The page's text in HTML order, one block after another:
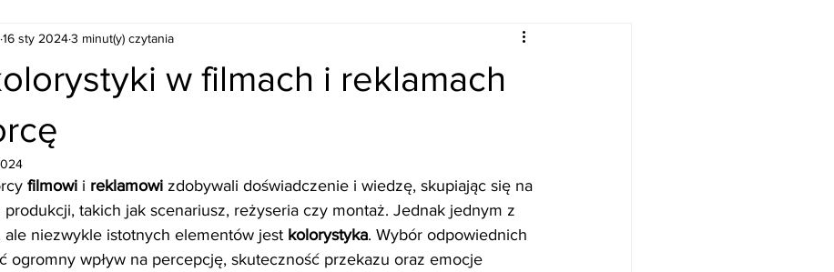
w filmach i reklamach
16 sty 20243 minut(y) czytania
filmowi i reklamowi zdobywali doświadczenie i wiedzę, skupiając się na
takich jak scenariusz, reżyseria czy montaż. Jednak jednym z
ale niezwykle istotnych elementów jest kolorystyka. Wybór odpowiednich
ogromny wpływ na percepcję, skuteczność przekazu oraz emocje